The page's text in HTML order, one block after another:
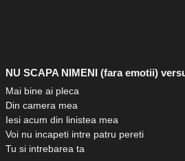
NU SCAPA NIMENI (fara emotii)
Mai bine ai pleca
Din camera mea
Iesi acum din linistea mea
Voi nu incapeti intre patru pereti
Tu si intrebarea ta